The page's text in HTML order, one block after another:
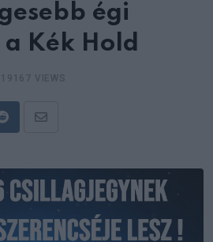
égi
Kék Hold
RedditShare
Email